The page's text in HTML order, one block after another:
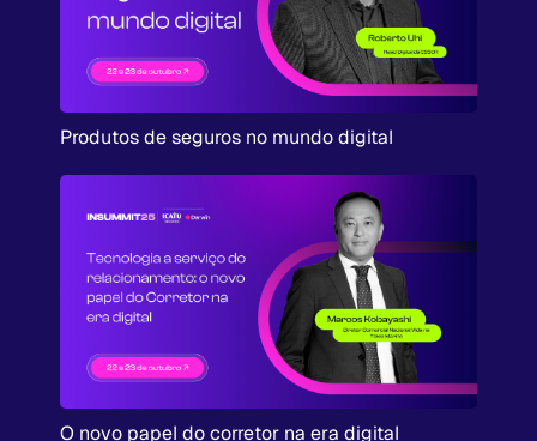
Produtos de seguros no mundo digital
O novo papel do corretor na era digital